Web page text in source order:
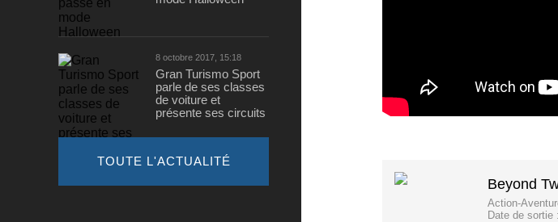
Beyond
Action-
Date de sortie :
8 octobre 2017, 15:18
Gran Turismo Sport
parle de ses classes
de voiture et
présente ses circuits
TOUTE L'ACTUALITÉ